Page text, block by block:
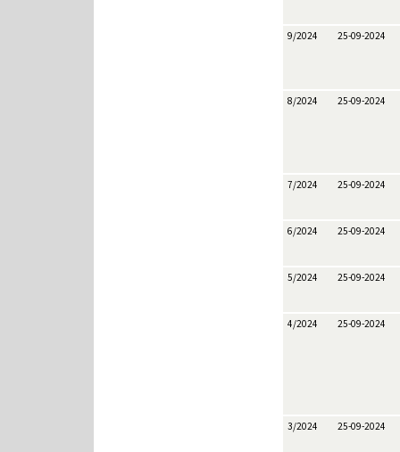
9/2024 25-09-2024
8/2024 25-09-2024
7/2024 25-09-2024
6/2024 25-09-2024
5/2024 25-09-2024
4/2024 25-09-2024
3/2024 25-09-2024